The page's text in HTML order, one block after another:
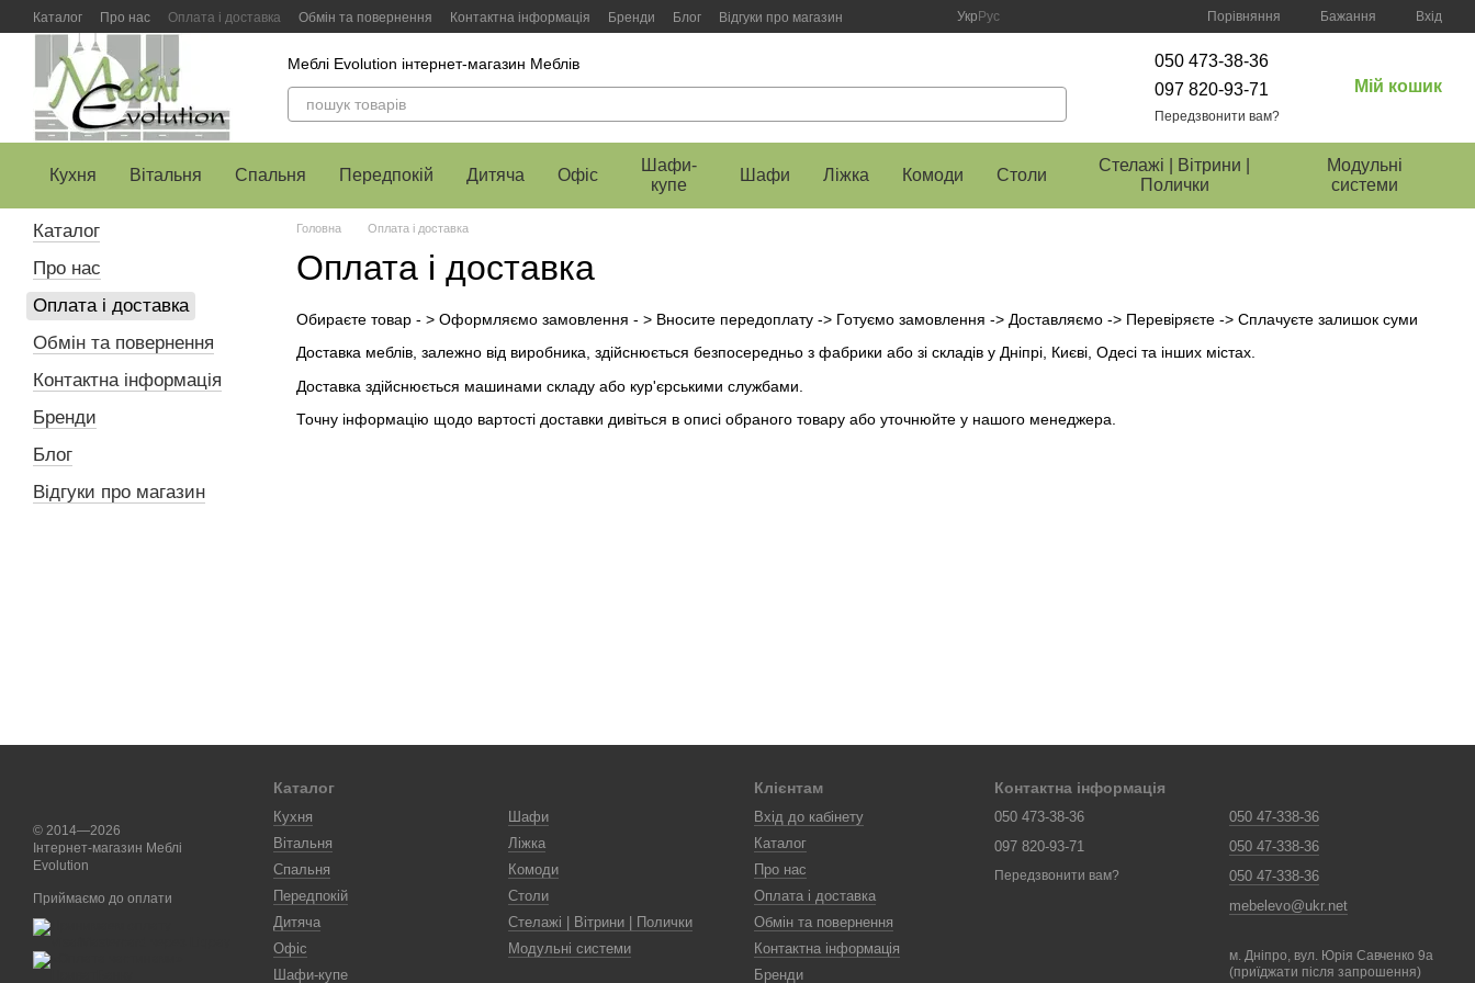
Перейти до основного контенту
Каталог Про нас Оплата і доставка Обмін та повернення Контактна інформація Бренди Блог Відгуки про магазин Укр Рус Порівняння Бажання Вхід
Меблі Evolution інтернет-магазин Меблів
050 473-38-36
097 820-93-71
Передзвонити вам?
Мій кошик
Кухня Вітальня Спальня Передпокій Дитяча Офіс
Шафи-
купе
Шафи Ліжка Комоди Столи
Стелажі | Вітрини |
Полички
Модульні
системи
Головна Оплата і доставка
Оплата і доставка
Обираєте товар - > Оформляємо замовлення - > Вносите передоплату -> Готуємо замовлення -> Доставляємо -> Перевіряєте -> Сплачуєте залишок суми
Доставка меблів, залежно від виробника, здійснюється безпосередньо з фабрики або зі складів у Дніпрі, Києві, Одесі та інших містах.
Доставка здійснюється машинами складу або кур'єрськими службами.
Точну інформацію щодо вартості доставки дивіться в описі обраного товару або уточнюйте у нашого менеджера.
Каталог
Про нас
Оплата і доставка
Обмін та повернення
Контактна інформація
Бренди
Блог
Відгуки про магазин
© 2014—2026
Інтернет-магазин Меблі
Evolution
Приймаємо до оплати
Каталог
Кухня
Вітальня
Спальня
Передпокій
Дитяча
Офіс
Шафи-купе
Шафи
Ліжка
Комоди
Столи
Стелажі | Вітрини | Полички
Модульні системи
Клієнтам
Вхід до кабінету
Каталог
Про нас
Оплата і доставка
Обмін та повернення
Контактна інформація
Бренди
Контактна інформація
050 473-38-36
097 820-93-71
Передзвонити вам?
050 47-338-36
050 47-338-36
050 47-338-36
mebelevo@ukr.net
м. Дніпро, вул. Юрія Савченко 9а
(приїджати після запрошення)